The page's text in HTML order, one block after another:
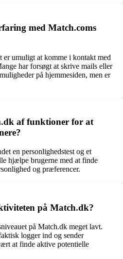
med Match.coms
er umuligt at komme i kontakt med
har forsøgt at skrive mails eller
på hjemmesiden, men er
af funktioner for at
en personlighedstest og et
hjælpe brugerne med at finde
og præferencer.
på Match.dk?
på Match.dk meget lavt.
logger ind og sender
at finde aktive potentielle